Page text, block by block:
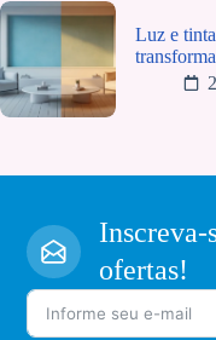
Luz e
Inscreva-
ofertas!